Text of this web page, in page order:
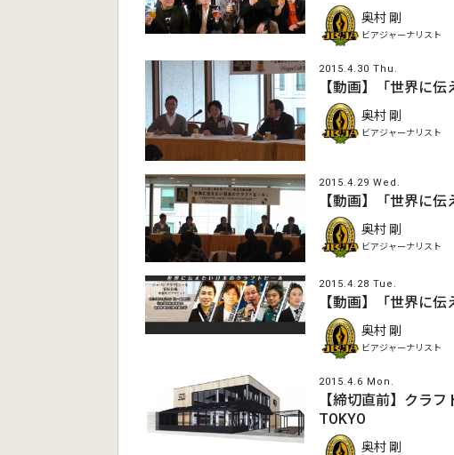
奥村 剛
ビアジャーナリスト
2015.4.30 Thu.
【動画】「世界に
奥村 剛
ビアジャーナリスト
2015.4.29 Wed.
【動画】「世界に
奥村 剛
ビアジャーナリスト
2015.4.28 Tue.
【動画】「世界に
奥村 剛
ビアジャーナリスト
2015.4.6 Mon.
【締切直前】クラ
TOKYO
奥村 剛